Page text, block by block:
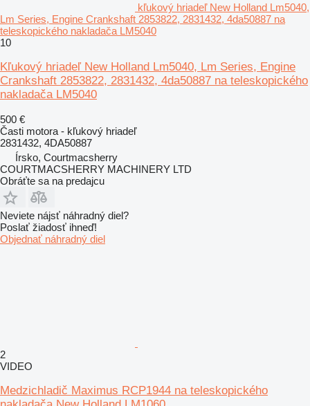
kľukový hriadeľ New Holland Lm5040,
Lm Series, Engine Crankshaft 2853822, 2831432, 4da50887 na
teleskopického nakladača LM5040
10
Kľukový hriadeľ New Holland Lm5040, Lm Series, Engine
Crankshaft 2853822, 2831432, 4da50887 na teleskopického
nakladača LM5040
500 €
Časti motora - kľukový hriadeľ
2831432, 4DA50887
Írsko, Courtmacsherry
COURTMACSHERRY MACHINERY LTD
Obráťte sa na predajcu
Neviete nájsť náhradný diel?
Poslať žiadosť ihneď!
Objednať náhradný diel
2
VIDEO
Medzichladič Maximus RCP1944 na teleskopického